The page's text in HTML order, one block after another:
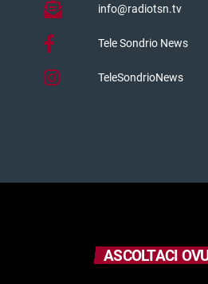
info@radiotsn.tv
Tele Sondrio News
TeleSondrioNews
ASCOLTACI